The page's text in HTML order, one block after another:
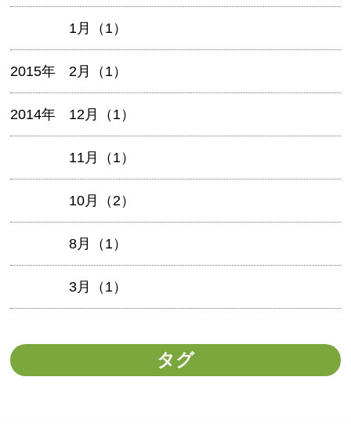
1月（1）
2015年 2月（1）
2014年 12月（1）
11月（1）
10月（2）
8月（1）
3月（1）
タグ